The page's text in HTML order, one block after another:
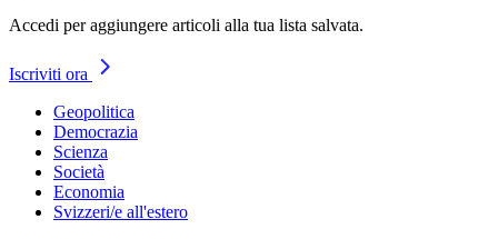
Accedi per aggiungere articoli alla tua lista salvata.
Iscriviti ora
Geopolitica
Democrazia
Scienza
Società
Economia
Svizzeri/e all'estero